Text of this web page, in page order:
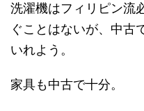
洗濯機はフィリピン流
ぐことはないが、中古
いれよう。
家具も中古で十分。